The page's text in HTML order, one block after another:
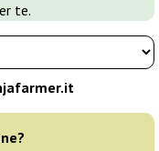
te.
Pyramid Seeds